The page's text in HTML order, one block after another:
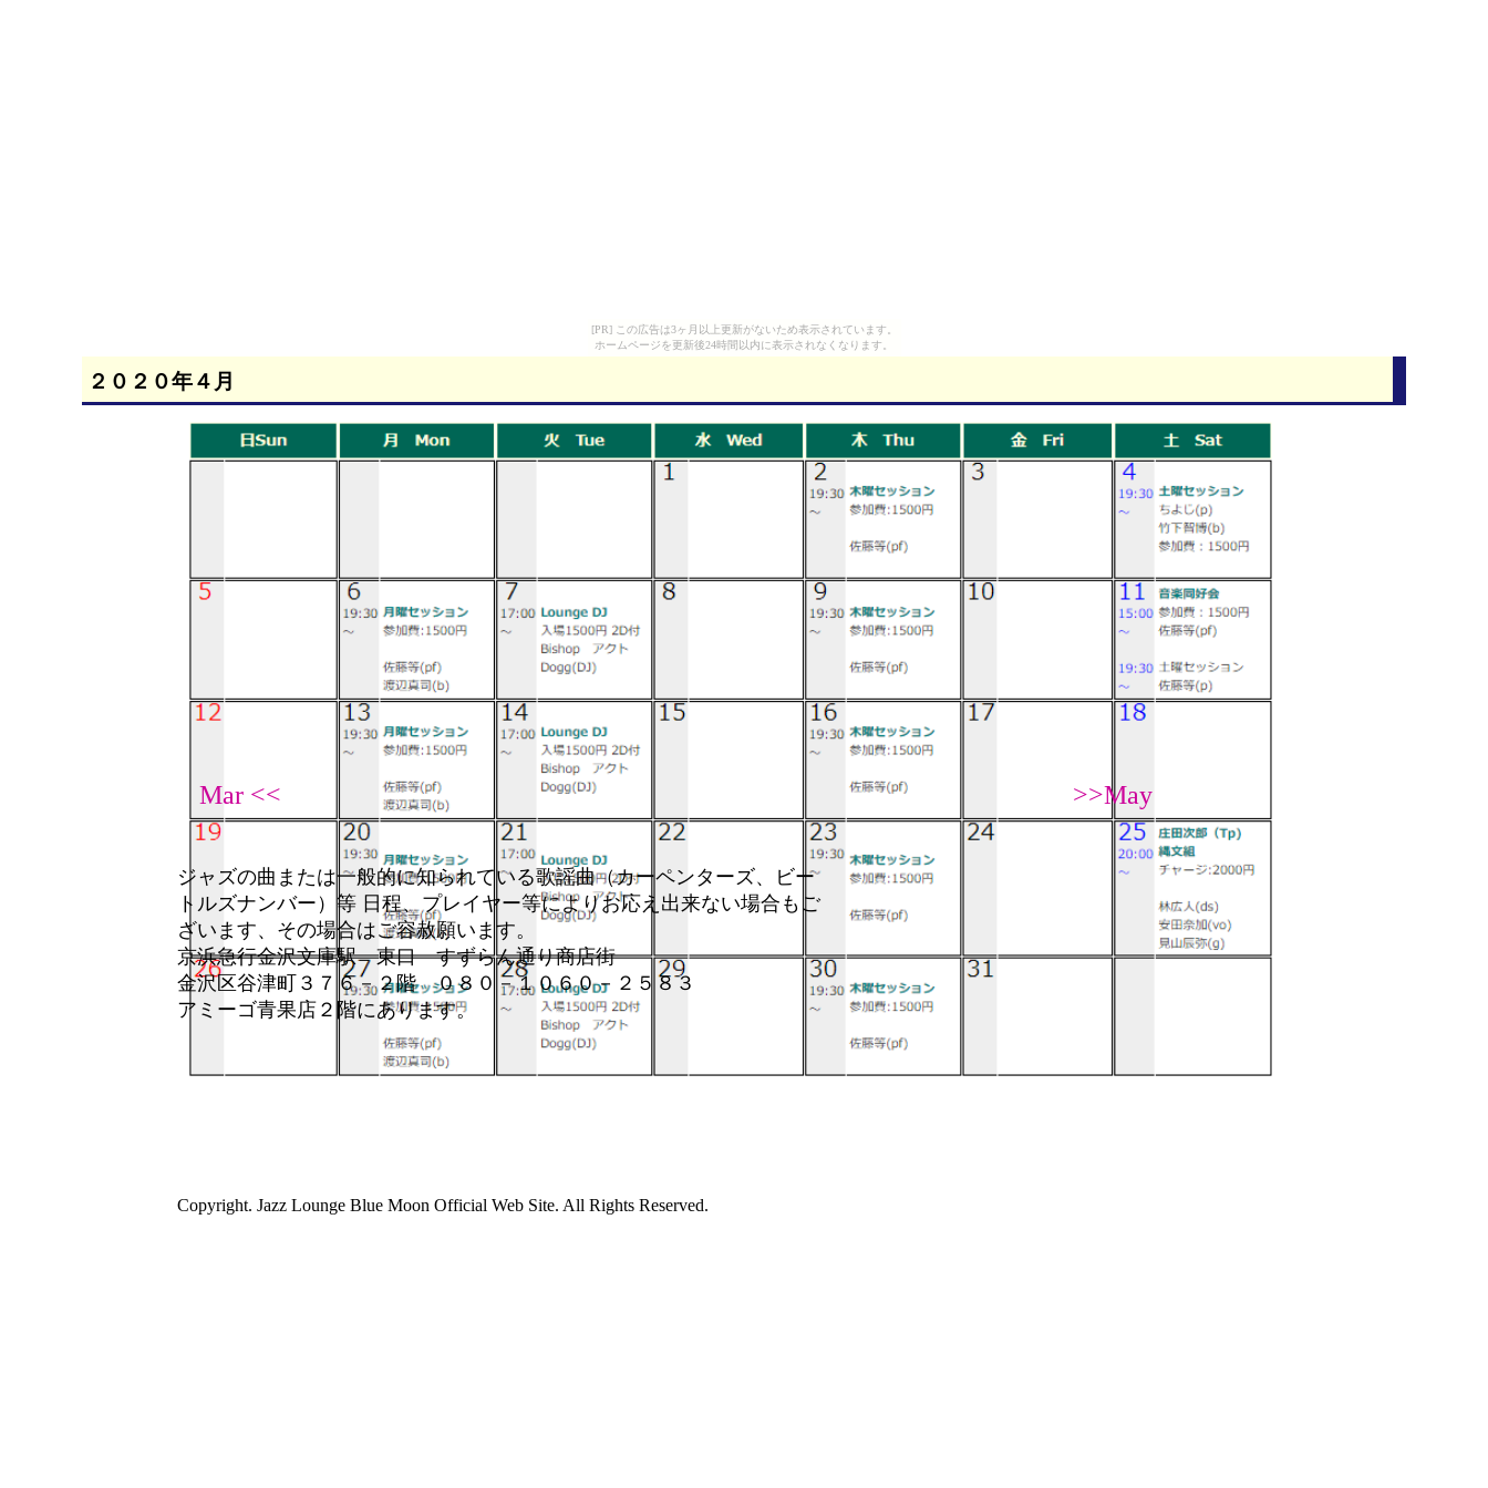
[PR] この広告は3ヶ月以上更新がないため表示されています。
ホームページを更新後24時間以内に表示されなくなります。
２０２０年４月
Mar << >>May
ジャズの曲または一般的に知られている歌謡曲（カーペンターズ、ビー
トルズナンバー）等 日程、プレイヤー等によりお応え出来ない場合もご
ざいます、その場合はご容赦願います。
京浜急行金沢文庫駅 東口 すずらん通り商店街
金沢区谷津町３７６－２階 ０８０－１０６０－２５８３
アミーゴ青果店２階にあります。
Copyright. Jazz Lounge Blue Moon Official Web Site. All Rights Reserved.